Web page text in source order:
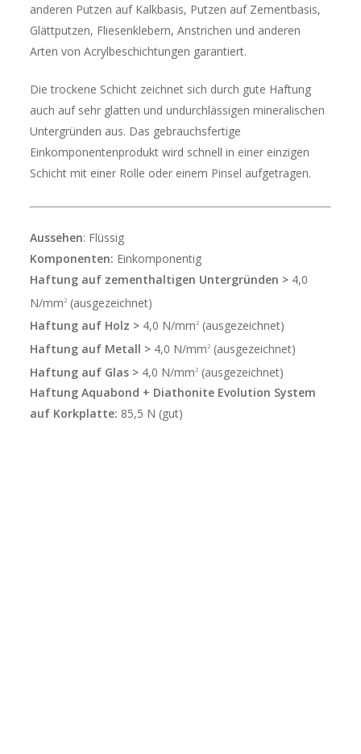
anderen Putzen auf Kalkbasis, Putzen auf Zementbasis,
Glättputzen, Fliesenklebern, Anstrichen und anderen
Arten von Acrylbeschichtungen garantiert.
Die trockene Schicht zeichnet sich durch gute Haftung
auch auf sehr glatten und undurchlässigen mineralischen
Untergründen aus. Das gebrauchsfertige
Einkomponentenprodukt wird schnell in einer einzigen
Schicht mit einer Rolle oder einem Pinsel aufgetragen.
Aussehen: Flüssig
Komponenten: Einkomponentig
Haftung auf zementhaltigen Untergründen >4,0
N/mm 2(ausgezeichnet)
Haftung auf Holz >4,0 N/mm2(ausgezeichnet)
Haftung auf Metall >4,0 N/mm2(ausgezeichnet)
Haftung auf Glas >4,0 N/mm 2(ausgezeichnet)
Haftung Aquabond + Diathonite Evolution System
auf Korkplatte: 85,5 N (gut)